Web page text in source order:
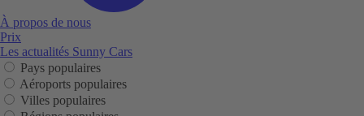
À propos de nous
Prix
Les actualités Sunny Cars
Pays populaires
Aéroports populaires
Villes populaires